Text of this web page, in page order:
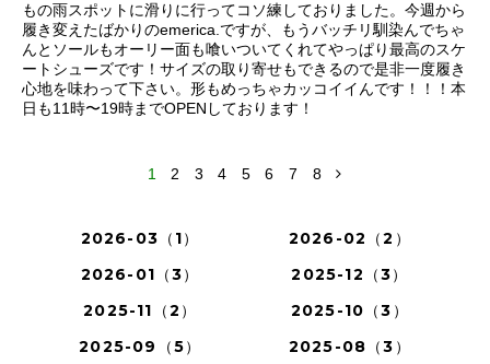
もの雨スポットに滑りに行ってコソ練しておりました。今週から
履き変えたばかりのemerica.ですが、もうバッチリ馴染んでちゃ
んとソールもオーリー面も喰いついてくれてやっぱり最高のスケ
ートシューズです！サイズの取り寄せもできるので是非一度履き
心地を味わって下さい。形もめっちゃカッコイイんです！！！本
日も11時〜19時までOPENしております！
1 2 3 4 5 6 7 8
2026-03（1）
2026-02（2）
2026-01（3）
2025-12（3）
2025-11（2）
2025-10（3）
2025-09（5）
2025-08（3）